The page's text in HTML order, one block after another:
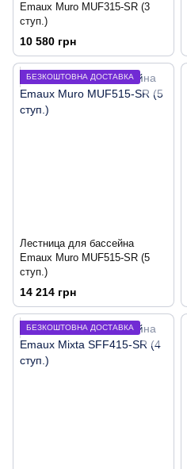
Emaux Muro MUF315-SR (3
ступ.)
10 580 грн
БЕЗКОШТОВНА ДОСТАВКА
Лестница для бассейна
Emaux Muro MUF515-SR (5
ступ.)
14 214 грн
БЕЗКОШТОВНА ДОСТАВКА